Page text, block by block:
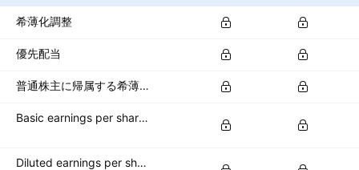
希薄化調整
優先配当
普通株主に帰属する希薄化純利益
Basic earnings per share (basic EPS)
Diluted earnings per share (diluted EPS)